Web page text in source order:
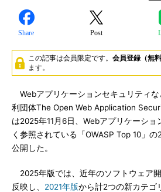
Share Post
この記事は会員限定です。 会員登録（無料
ます。
Webアプリケーションセキュリティ
利団体The Open Web Application
は2025年11月6日、Webアプリケーシ
く参照されている「OWASP Top 10」
公開した。
2025年版では、近年のソフトウェア
反映し、 2021年版から計2つの新カテゴ